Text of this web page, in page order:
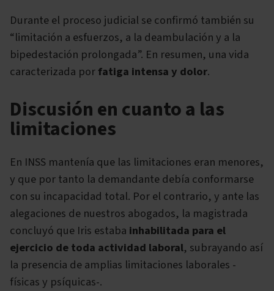
Durante el proceso judicial se confirmó también su
“limitación a esfuerzos, a la deambulación y a la
bipedestación prolongada”. En resumen, una vida
caracterizada porfatiga intensa y dolor.
Discusión en cuanto a las
limitaciones
En INSS mantenía que las limitaciones eran menores,
y que por tanto la demandante debía conformarse
con su incapacidad total. Por el contrario, y ante las
alegaciones de nuestros abogados, la magistrada
concluyó que Iris estaba inhabilitada para el
ejercicio de toda actividad laboral, subrayando así
la presencia de amplias limitaciones laborales -
físicas y psíquicas-.